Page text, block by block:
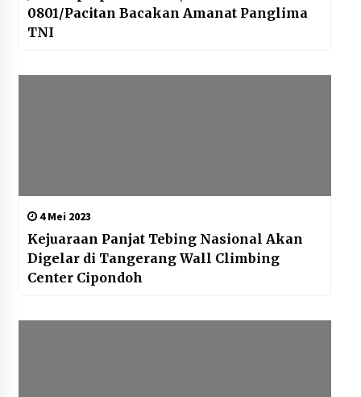
0801/Pacitan Bacakan Amanat Panglima
TNI
4 Mei 2023
Kejuaraan Panjat Tebing Nasional Akan
Digelar di Tangerang Wall Climbing
Center Cipondoh